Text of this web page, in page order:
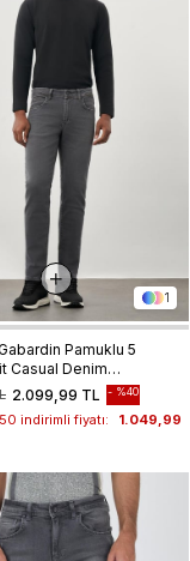
1
Pamuklu 5
Casual Denim
2.099,99 TL %40
indirimli fiyatı:
1.049,99